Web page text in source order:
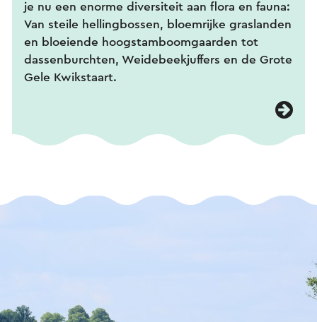
je nu een enorme diversiteit aan flora en fauna:
Van steile hellingbossen, bloemrijke graslanden
en bloeiende hoogstamboomgaarden tot
dassenburchten, Weidebeekjuffers en de Grote
Gele Kwikstaart.